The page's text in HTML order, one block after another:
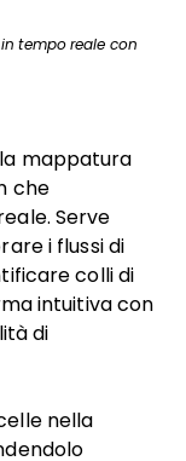
tempo reale con
mappatura
che
Serve
i flussi di
colli di
intuitiva con
di
nella